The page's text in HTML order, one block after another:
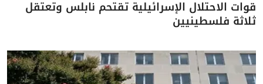
قوات الاحتلال الإسرائيلية تقتحم نابلس وتعتقل
ثلاثة فلسطينيين